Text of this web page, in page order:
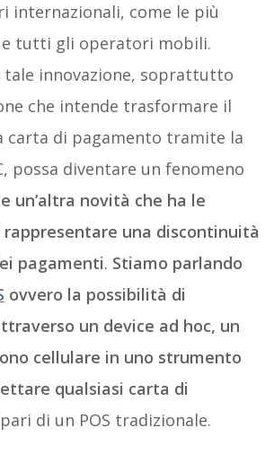
internazionali, come le più
e tutti gli operatori mobili.
tale innovazione, soprattutto
che intende trasformare il
carta di pagamento tramite la
possa diventare un fenomeno
un’altra novità che ha le
una discontinuità
pagamenti. Stiamo parlando
ovvero la possibilità di
un device ad hoc, un
cellulare in uno strumento
qualsiasi carta di
di un POS tradizionale.